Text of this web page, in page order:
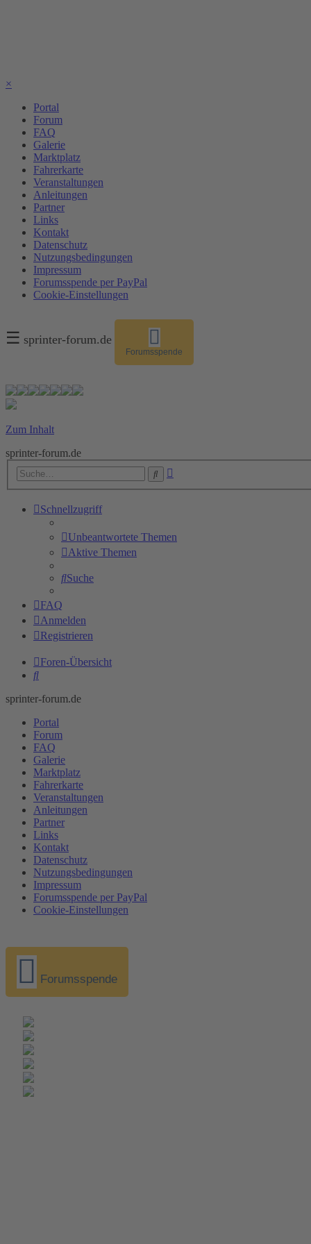
×
Portal
Forum
FAQ
Galerie
Marktplatz
Fahrerkarte
Veranstaltungen
Anleitungen
Partner
Links
Kontakt
Datenschutz
Nutzungsbedingungen
Impressum
Forumsspende per PayPal
Cookie-Einstellungen
☰ sprinter-forum.de
Forumsspende
Zum Inhalt
sprinter-forum.de
Suche
Schnellzugriff
Unbeantwortete Themen
Aktive Themen
Suche
FAQ
Anmelden
Registrieren
Foren-Übersicht
Suche
sprinter-forum.de
Portal
Forum
FAQ
Galerie
Marktplatz
Fahrerkarte
Veranstaltungen
Anleitungen
Partner
Links
Kontakt
Datenschutz
Nutzungsbedingungen
Impressum
Forumsspende per PayPal
Cookie-Einstellungen
Forumsspende